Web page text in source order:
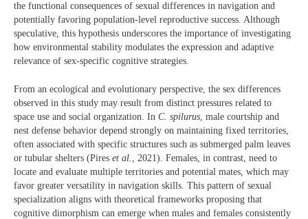
the functional consequences of sexual differences in navigation and
potentially favoring population-level reproductive success. Although
speculative, this hypothesis underscores the importance of investigating
how environmental stability modulates the expression and adaptive
relevance of sex-specific cognitive strategies.
From an ecological and evolutionary perspective, the sex differences
observed in this study may result from distinct pressures related to
space use and social organization. In C. spilurus , male courtship and
nest defense behavior depend strongly on maintaining fixed territories,
often associated with specific structures such as submerged palm leaves
or tubular shelters (Pires et al.
, 2021). Females, in contrast, need to
locate and evaluate multiple territories and potential mates, which may
favor greater versatility in navigation skills. This pattern of sexual
specialization aligns with theoretical frameworks proposing that
cognitive dimorphism can emerge when males and females consistently